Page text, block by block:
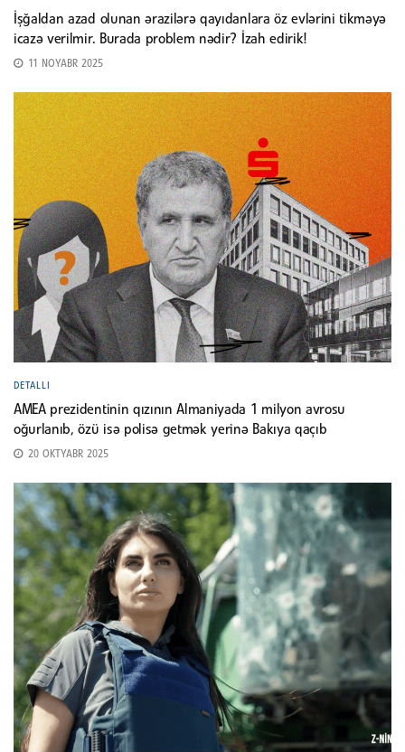
İşğaldan azad olunan ərazilərə qayıdanlara öz evlərini tikməyə
icazə verilmir. Burada problem nədir? İzah edirik!
11 NOYABR 2025
DETALLI
AMEA prezidentinin qızının Almaniyada 1 milyon avrosu
oğurlanıb, özü isə polisə getmək yerinə Bakıya qaçıb
20 OKTYABR 2025